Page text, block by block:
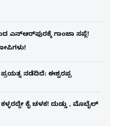
ಎನ್​ಆರ್​ಪುರಕ್ಕೆ ಗಾಂಜಾ ಸಪ್ಲೆ!
ನಡೆದಿದೆ: ಈಶ್ವರಪ್ಪ
ಕೈ ಚಳಕ! ದುಡ್ಡು , ಮೊಬೈಲ್​